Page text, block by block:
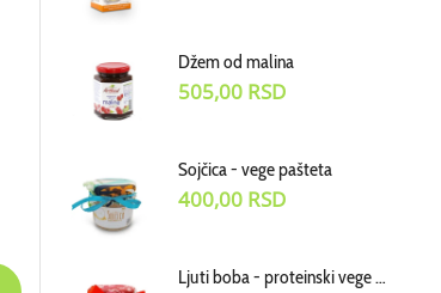
Džem od malina
505,00 RSD
Sojčica - vege pašteta
400,00 RSD
Ljuti boba - proteinski vege dodatak uz jela